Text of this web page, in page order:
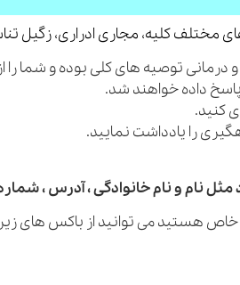
مختلف کلیه، مجاری ادراری، زگیل
نام و نام خانوادگی ، آدرس ،
خاص هستید می توانید از باکس های